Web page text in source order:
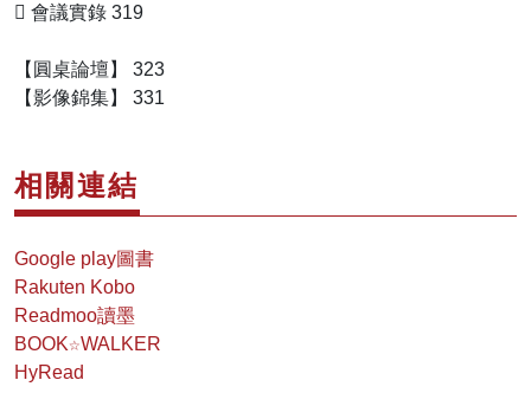
􀁺 會議實錄 319
【圓桌論壇】 323
【影像錦集】 331
相關連結
Google play圖書
Rakuten Kobo
Readmoo讀墨
BOOK☆WALKER
HyRead